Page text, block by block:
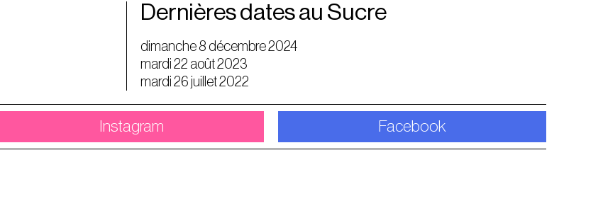
Dernières dates au Sucre
dimanche 8 décembre 2024
mardi 22 août 2023
mardi 26 juillet 2022
Instagram Facebook